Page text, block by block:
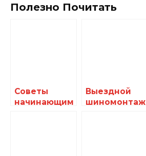
Полезно Почитать
Советы
начинающим
Выездной
шиномонтаж